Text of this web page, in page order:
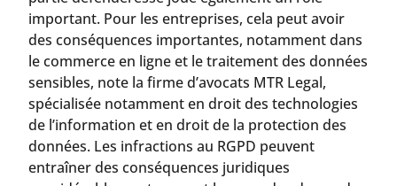
important. Pour les entreprises, cela peut avoir
des conséquences importantes, notamment dans
le commerce en ligne et le traitement des données
sensibles, note la firme d’avocats MTR Legal,
spécialisée notamment en droit des technologies
de l’information et en droit de la protection des
données. Les infractions au RGPD peuvent
entraîner des conséquences juridiques